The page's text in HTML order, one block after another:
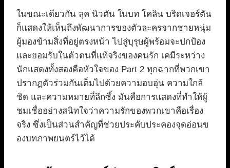
ในขณะเดียวกัน ลุค นิวตัน ในบท โคลิน บริดเจอร์ตัน
ก็แสดงให้เห็นถึงพัฒนาการของตัวละครจากชายหนุ่ม
ผู้มองข้ามสิ่งที่อยู่ตรงหน้า ไปสู่บุรุษผู้พร้อมจะปกป้อง
และยอมรับในตัวตนที่แท้จริงของคนรัก เคมีระหว่าง
นักแสดงทั้งสองคือหัวใจของ Part 2 ทุกฉากที่พวกเขา
ปรากฏตัวร่วมกันเต็มไปด้วยความอบอุ่น ความใกล้
ชิด และความหมายที่ลึกซึ้ง มันคือการแสดงที่ทำให้ผู้
ชมเชื่ออย่างสนิทใจว่าความรักของพวกเขาคือเรื่อง
จริง ซึ่งเป็นส่วนสำคัญที่ช่วยประคับประคองจุดอ่อนข
องบทภาพยนตร์ไว้ได้